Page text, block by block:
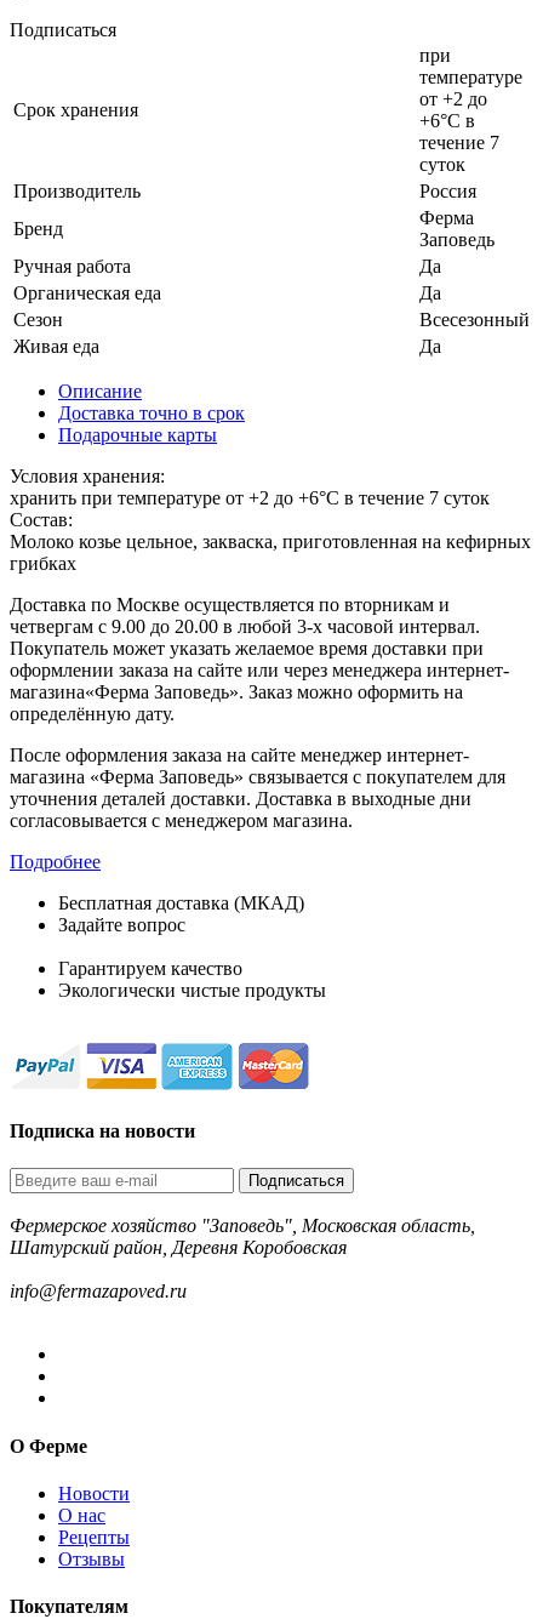
Подписаться
Cрок хранения
при
температуре
от +2 до
+6°С в
течение 7
суток
Производитель
Россия
Бренд
Ферма
Заповедь
Ручная работа
Да
Органическая еда
Да
Сезон
Всесезонный
Живая еда
Да
Описание
Доставка точно в срок
Подарочные карты
Условия хранения:
хранить при температуре от +2 до +6°С в течение 7 суток
Состав:
Молоко козье цельное, закваска, приготовленная на кефирных
грибках
Доставка по Москве осуществляется по вторникам и
четвергам с 9.00 до 20.00 в любой 3-х часовой интервал.
Покупатель может указать желаемое время доставки при
оформлении заказа на сайте или через менеджера интернет-
магазина«Ферма Заповедь». Заказ можно оформить на
определённую дату.
После оформления заказа на сайте менеджер интернет-
магазина «Ферма Заповедь» связывается с покупателем для
уточнения деталей доставки. Доставка в выходные дни
согласовывается с менеджером магазина.
Подробнее
Бесплатная доставка (МКАД)
Задайте вопрос
Гарантируем качество
Экологически чистые продукты
Подписка на новости
Подписаться
Фермерское хозяйство "Заповедь", Московская область,
Шатурский район, Деревня Коробовская
info@fermazapoved.ru
О Ферме
Новости
О нас
Рецепты
Отзывы
Покупателям